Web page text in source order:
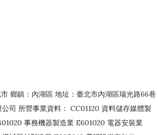
鄉鎮：內湖區 地址：臺北市內湖區瑞光路66巷
司 所營事業資料： CC01120 資料儲存媒體製
事務機器製造業 E601020 電器安裝業